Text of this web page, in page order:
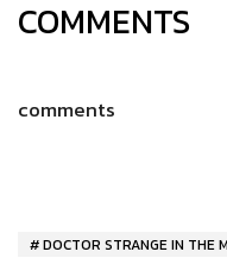
COMMENTS
comments
DOCTOR STRANGE IN THE